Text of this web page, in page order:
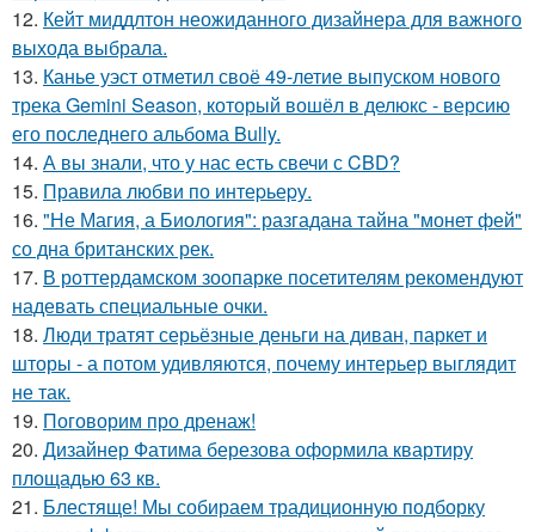
12. Кейт миддлтон неожиданного дизайнера для важного
выхода выбрала.
13. Канье уэст отметил своё 49-летие выпуском нового
трека Gemini Season, который вошёл в делюкс - версию
его последнего альбома Bully.
14. А вы знали, что у нас есть свечи с CBD?
15. Правила любви по интеpьеpу.
16. "Не Магия, а Биология": разгадана тайна "монет фей"
со дна британских рек.
17. В роттердамском зоопарке посетителям рекомендуют
надевать специальные очки.
18. Люди тратят серьёзные деньги на диван, паркет и
шторы - а потом удивляются, почему интерьер выглядит
не так.
19. Поговорим про дренаж!
20. Дизайнер Фатима березова оформила квартиру
площадью 63 кв.
21. Блестяще! Мы собираем традиционную подборку